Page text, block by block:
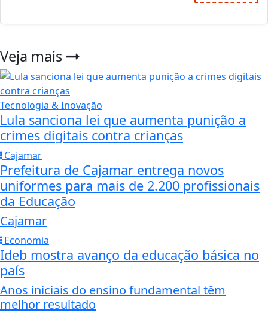
Veja mais
Tecnologia & Inovação
Lula sanciona lei que aumenta punição a
crimes digitais contra crianças
Cajamar
Prefeitura de Cajamar entrega novos
uniformes para mais de 2.200 profissionais
da Educação
Cajamar
Economia
Ideb mostra avanço da educação básica no
país
Anos iniciais do ensino fundamental têm
melhor resultado